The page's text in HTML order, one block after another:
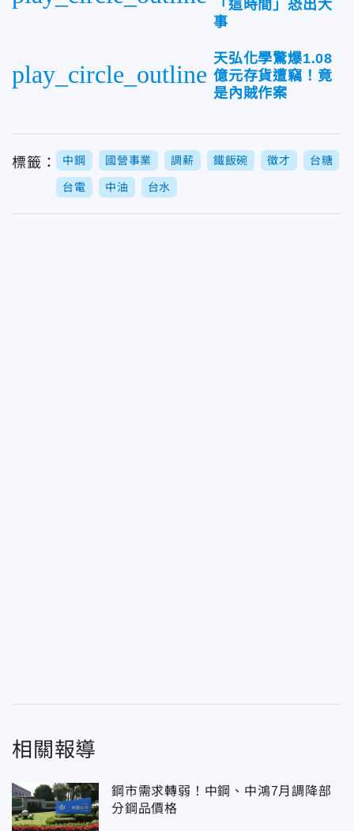
「這時間」恐出大
事
play_circle_outline
天弘化學驚爆1.08
億元存貨遭竊！竟
是內賊作案
標籤： 中鋼 國營事業 調薪 鐵飯碗 徵才 台糖
台電 中油 台水
相關報導
鋼市需求轉弱！中鋼、中鴻7月調降部
分鋼品價格